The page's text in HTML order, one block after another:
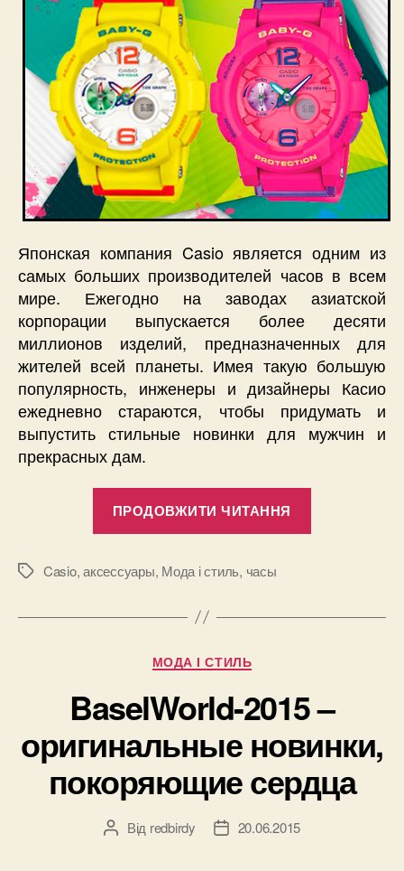
Японская компания Casio является одним из
самых больших производителей часов в всем
мире. Ежегодно на заводах азиатской
корпорации выпускается более десяти
миллионов изделий, предназначенных для
жителей всей планеты. Имея такую большую
популярность, инженеры и дизайнеры Касио
ежедневно стараются, чтобы придумать и
выпустить стильные новинки для мужчин и
прекрасных дам.
ПРОДОВЖИТИ ЧИТАННЯ
новинки
Позначки
Casio,аксессуары, Мода і стиль, часы
Категорії
МОДА І СТИЛЬ
BaselWorld-2015 –
оригинальные новинки,
покоряющие сердца
Автор
Від redbirdy
Дата20.06.2015